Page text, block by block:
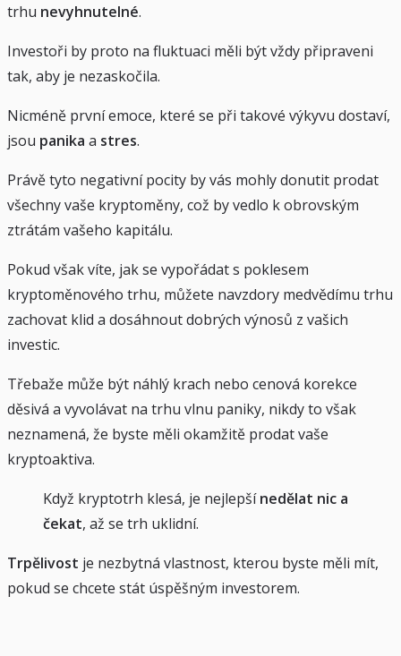
trhu nevyhnutelné.
Investoři by proto na fluktuaci měli být vždy připraveni
tak, aby je nezaskočila.
Nicméně první emoce, které se při takové výkyvu dostaví,
jsou panika a stres.
Právě tyto negativní pocity by vás mohly donutit prodat
všechny vaše kryptoměny, což by vedlo k obrovským
ztrátám vašeho kapitálu.
Pokud však víte, jak se vypořádat s poklesem
kryptoměnového trhu, můžete navzdory medvědímu trhu
zachovat klid a dosáhnout dobrých výnosů z vašich
investic.
Třebaže může být náhlý krach nebo cenová korekce
děsivá a vyvolávat na trhu vlnu paniky, nikdy to však
neznamená, že byste měli okamžitě prodat vaše
kryptoaktiva.
Když kryptotrh klesá, je nejlepšínedělat nic a
čekat, až se trh uklidní.
Trpělivost je nezbytná vlastnost, kterou byste měli mít,
pokud se chcete stát úspěšným investorem.